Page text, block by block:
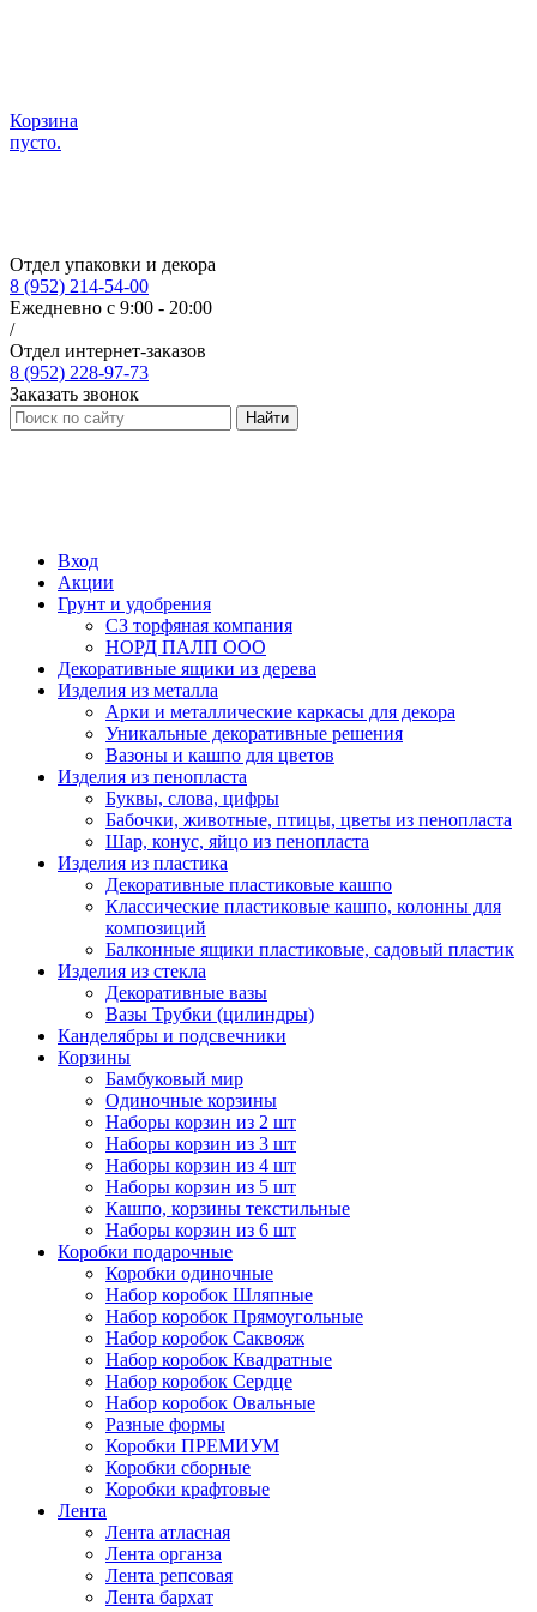
Корзина
пусто.
Отдел упаковки и декора
8 (952) 214-54-00
Ежедневно с 9:00 - 20:00
/
Отдел интернет-заказов
8 (952) 228-97-73
Заказать звонок
Найти
Вход
Акции
Грунт и удобрения
СЗ торфяная компания
НОРД ПАЛП ООО
Декоративные ящики из дерева
Изделия из металла
Арки и металлические каркасы для декора
Уникальные декоративные решения
Вазоны и кашпо для цветов
Изделия из пенопласта
Буквы, слова, цифры
Бабочки, животные, птицы, цветы из пенопласта
Шар, конус, яйцо из пенопласта
Изделия из пластика
Декоративные пластиковые кашпо
Классические пластиковые кашпо, колонны для
композиций
Балконные ящики пластиковые, садовый пластик
Изделия из стекла
Декоративные вазы
Вазы Трубки (цилиндры)
Канделябры и подсвечники
Корзины
Бамбуковый мир
Одиночные корзины
Наборы корзин из 2 шт
Наборы корзин из 3 шт
Наборы корзин из 4 шт
Наборы корзин из 5 шт
Кашпо, корзины текстильные
Наборы корзин из 6 шт
Коробки подарочные
Коробки одиночные
Набор коробок Шляпные
Набор коробок Прямоугольные
Набор коробок Саквояж
Набор коробок Квадратные
Набор коробок Сердце
Набор коробок Овальные
Разные формы
Коробки ПРЕМИУМ
Коробки сборные
Коробки крафтовые
Лента
Лента атласная
Лента органза
Лента репсовая
Лента бархат